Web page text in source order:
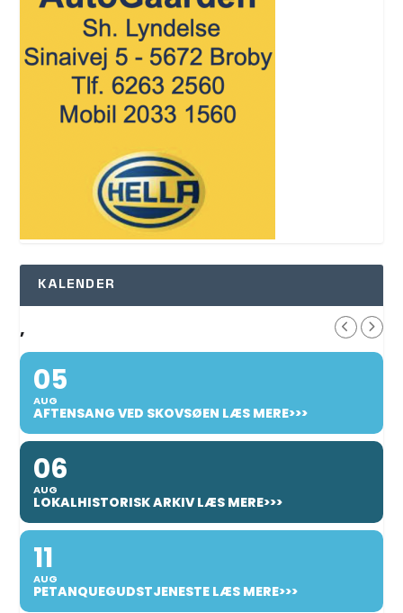
KALENDER
,
05
AUG
AFTENSANG VED SKOVSØEN LÆS MERE>>>
06
AUG
LOKALHISTORISK ARKIV LÆS MERE>>>
11
AUG
PETANQUEGUDSTJENESTE LÆS MERE>>>